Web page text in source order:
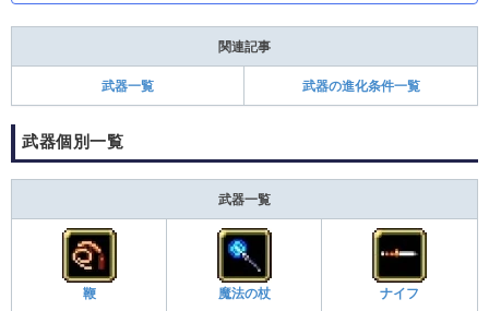
関連記事
武器一覧 武器の進化条件一覧
武器個別一覧
武器一覧
鞭 魔法の杖 ナイフ